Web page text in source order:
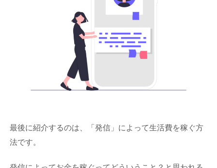
最後に紹介するのは、「発信」によって生活費を稼ぐ方
法です。